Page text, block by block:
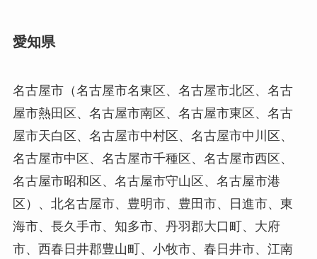
愛知県
名古屋市（名古屋市名東区、名古屋市北区、名古
屋市熱田区、名古屋市南区、名古屋市東区、名古
屋市天白区、名古屋市中村区、名古屋市中川区、
名古屋市中区、名古屋市千種区、名古屋市西区、
名古屋市昭和区、名古屋市守山区、名古屋市港
区）、北名古屋市、豊明市、豊田市、日進市、東
海市、長久手市、知多市、丹羽郡大口町、大府
市、西春日井郡豊山町、小牧市、春日井市、江南